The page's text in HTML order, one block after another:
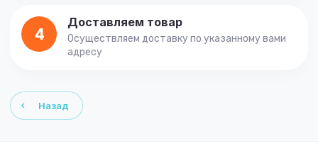
4
Доставляем товар
Осуществляем доставку по указанному вами
адресу
Назад